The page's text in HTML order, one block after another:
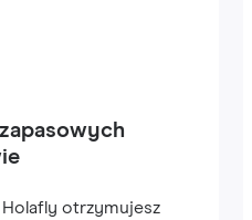
otrzymujesz